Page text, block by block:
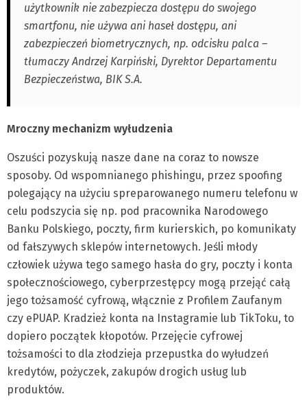
użytkownik nie zabezpiecza dostępu do swojego
smartfonu, nie używa ani haseł dostępu, ani
zabezpieczeń biometrycznych, np. odcisku palca –
tłumaczy Andrzej Karpiński, Dyrektor Departamentu
Bezpieczeństwa, BIK S.A.
Mroczny mechanizm wyłudzenia
Oszuści pozyskują nasze dane na coraz to nowsze
sposoby. Od wspomnianego phishingu, przez spoofing
polegający na użyciu spreparowanego numeru telefonu w
celu podszycia się np. pod pracownika Narodowego
Banku Polskiego, poczty, firm kurierskich, po komunikaty
od fałszywych sklepów internetowych. Jeśli młody
człowiek używa tego samego hasła do gry, poczty i konta
społecznościowego, cyberprzestępcy mogą przejąć całą
jego tożsamość cyfrową, włącznie z Profilem Zaufanym
czy ePUAP. Kradzież konta na Instagramie lub TikToku, to
dopiero początek kłopotów. Przejęcie cyfrowej
tożsamości to dla złodzieja przepustka do wyłudzeń
kredytów, pożyczek, zakupów drogich usług lub
produktów.